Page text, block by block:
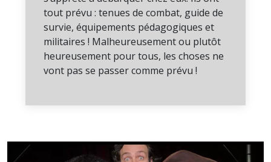
tout prévu : tenues de combat, guide de
survie, équipements pédagogiques et
militaires ! Malheureusement ou plutôt
heureusement pour tous, les choses ne
vont pas se passer comme prévu !